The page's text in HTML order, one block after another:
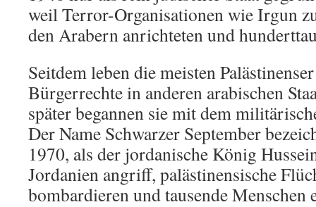
weil Terror-Organisationen wie Irgun
den Arabern anrichteten und
Seitdem leben die meisten
Bürgerrechte in anderen arabischen
später begannen sie mit dem
Der Name Schwarzer September
1970, als der jordanische König
Jordanien angriff, palästinensische
bombardieren und tausende Menschen